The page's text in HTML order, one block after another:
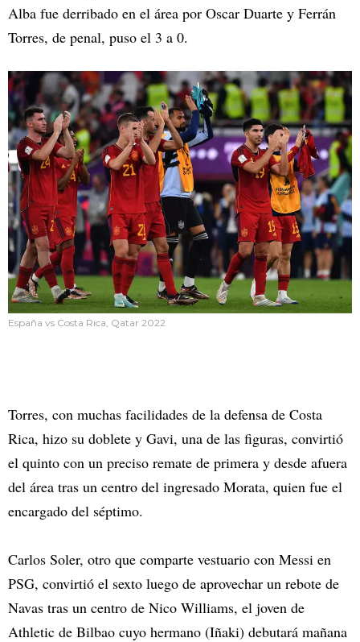
Alba fue derribado en el área por Oscar Duarte y Ferrán
Torres, de penal, puso el 3 a 0.
España vs Costa Rica, Qatar 2022
Torres, con muchas facilidades de la defensa de Costa
Rica, hizo su doblete y Gavi, una de las figuras, convirtió
el quinto con un preciso remate de primera y desde afuera
del área tras un centro del ingresado Morata, quien fue el
encargado del séptimo.
Carlos Soler, otro que comparte vestuario con Messi en
PSG, convirtió el sexto luego de aprovechar un rebote de
Navas tras un centro de Nico Williams, el joven de
Athletic de Bilbao cuyo hermano (Iñaki) debutará mañana